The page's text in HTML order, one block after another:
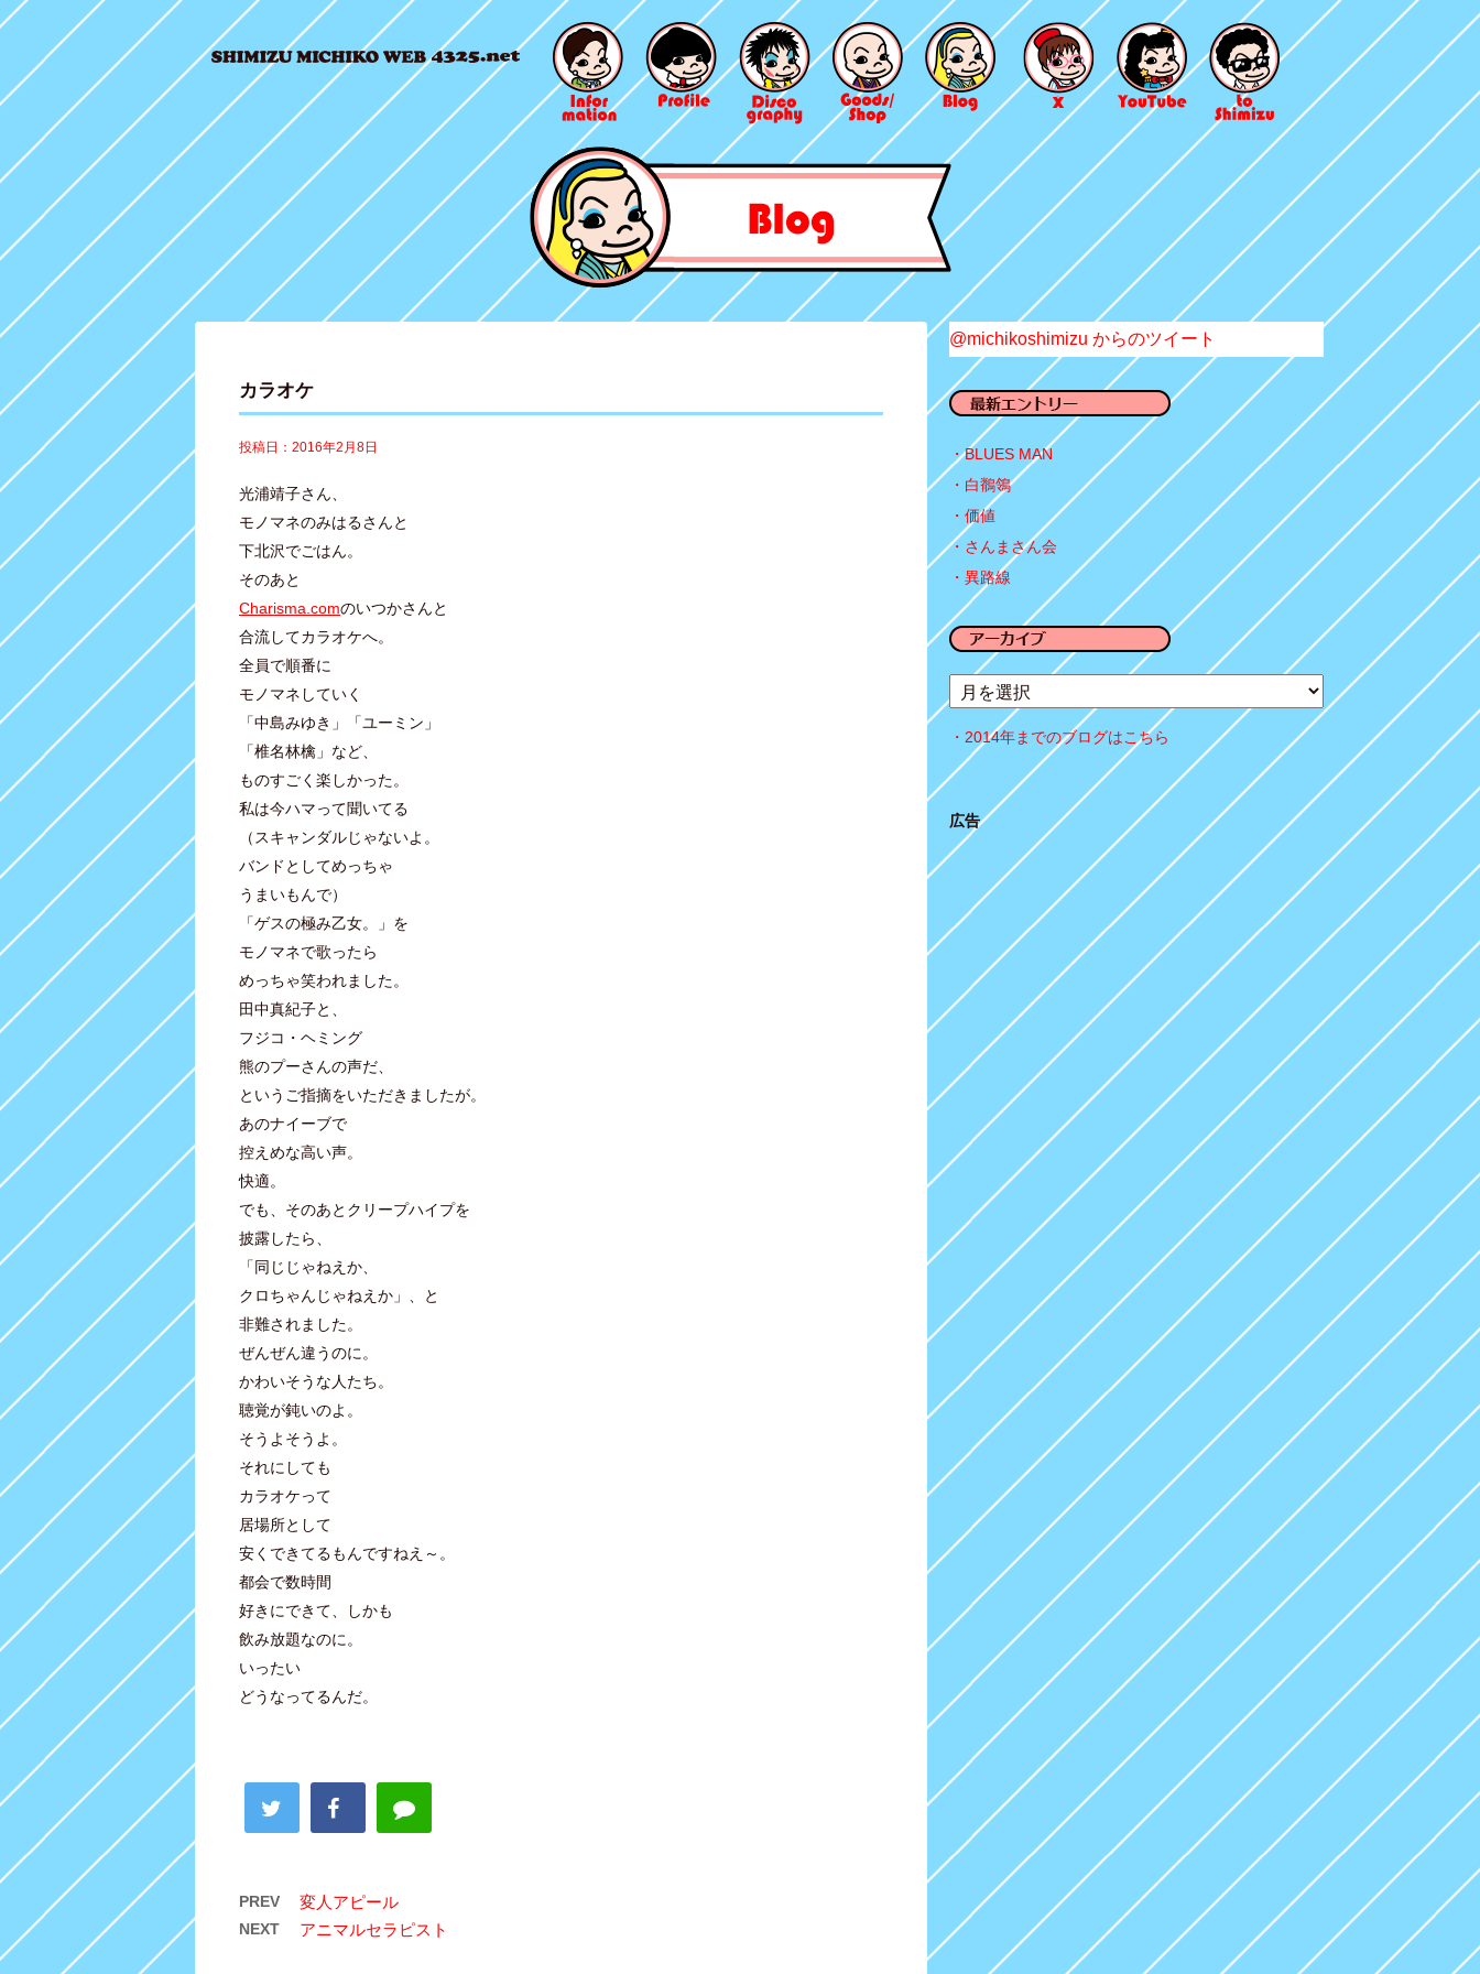
カラオケ
投稿日：2016年2月8日
光浦靖子さん、
モノマネのみはるさんと
下北沢でごはん。
そのあと
Charisma.comのいつかさんと
合流してカラオケへ。
全員で順番に
モノマネしていく
「中島みゆき」「ユーミン」
「椎名林檎」など、
ものすごく楽しかった。
私は今ハマって聞いてる
（スキャンダルじゃないよ。
バンドとしてめっちゃ
うまいもんで）
「ゲスの極み乙女。」を
モノマネで歌ったら
めっちゃ笑われました。
田中真紀子と、
フジコ・ヘミング
熊のプーさんの声だ、
というご指摘をいただきましたが。
あのナイーブで
控えめな高い声。
快適。
でも、そのあとクリープハイプを
披露したら、
「同じじゃねえか、
クロちゃんじゃねえか」、と
非難されました。
ぜんぜん違うのに。
かわいそうな人たち。
聴覚が鈍いのよ。
そうよそうよ。
それにしても
カラオケって
居場所として
安くできてるもんですねえ～。
都会で数時間
好きにできて、しかも
飲み放題なのに。
いったい
どうなってるんだ。
PREV 変人アピール
NEXT アニマルセラピスト
@michikoshimizu からのツイート
BLUES MAN
白鶺鴒
価値
さんまさん会
異路線
2014年までのブログはこちら
広告